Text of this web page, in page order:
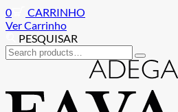
0
CARRINHO
Ver Carrinho
PESQUISAR
Search
for:
a
navegação
o
conteúdo